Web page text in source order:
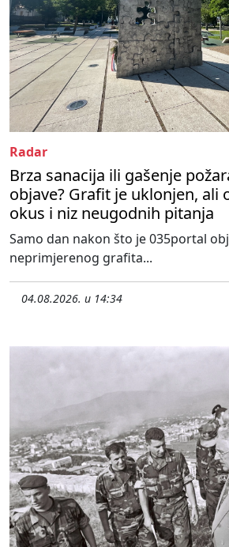
Radar
Brza sanacija ili gašenje
objave? Grafit je uklonjen, ali
okus i niz neugodnih pitanja
Samo dan nakon što je 035portal
neprimjerenog grafita...
04.08.2026. u 14:34